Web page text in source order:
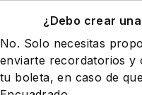
¿Debo crear
No. Solo necesitas
enviarte recordatorios y
tu boleta, en caso de